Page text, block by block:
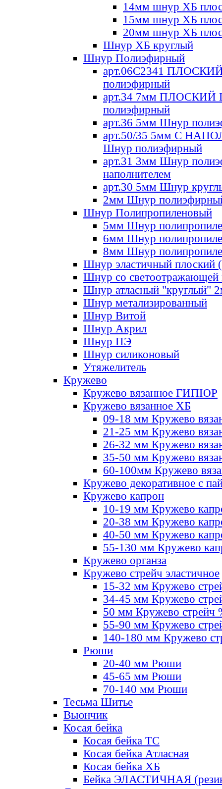
14мм шнур ХБ
15мм шнур ХБ
20мм шнур ХБ
Шнур ХБ круглый
Шнур Полиэфирный
арт.06С2341
полиэфирный
арт.34 7мм ПЛОСКИЙ
полиэфирный
арт.36 5мм Шнур
арт.50/35 5мм С
Шнур полиэфирный
арт.31 3мм Шнур
наполнителем
арт.30 5мм Шнур
2мм Шнур
Шнур Полипропиленовый
5мм Шнур
6мм Шнур
8мм Шнур
Шнур эластичный плоский
Шнур со светоотражающей
Шнур атласный "круглый"
Шнур метализированный
Шнур Витой
Шнур Акрил
Шнур ПЭ
Шнур силиконовый
Утяжелитель
Кружево
Кружево вязанное ГИПЮР
Кружево вязанное ХБ
09-18 мм Кружево
21-25 мм Кружево
26-32 мм Кружево
35-50 мм Кружево
60-100мм Кружево
Кружево декоративное с
Кружево капрон
10-19 мм Кружево
20-38 мм Кружево
40-50 мм Кружево
55-130 мм Кружево
Кружево органза
Кружево стрейч эластичное
15-32 мм Кружево
34-45 мм Кружево
50 мм Кружево стрейч
55-90 мм Кружево
140-180 мм Кружево
Рюши
20-40 мм Рюши
45-65 мм Рюши
70-140 мм Рюши
Тесьма Шитье
Вьюнчик
Косая бейка
Косая бейка ТС
Косая бейка Атласная
Косая бейка ХБ
Бейка ЭЛАСТИЧНАЯ